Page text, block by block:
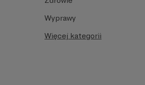
Wyprawy
Więcej kategorii